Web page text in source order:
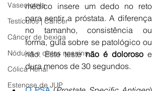
Vasectomia
Testículos | Câncer
Câncer de bexiga
Nódulos e cistos nos rins
Cólica Renal
Estenose de JUP
médico insere um dedo no reto
para sentir a próstata. A diferença
no tamanho, consistência ou
forma, guia sobre se patológico ou
não. Este teste não é doloroso e
dura menos de 30 segundos.